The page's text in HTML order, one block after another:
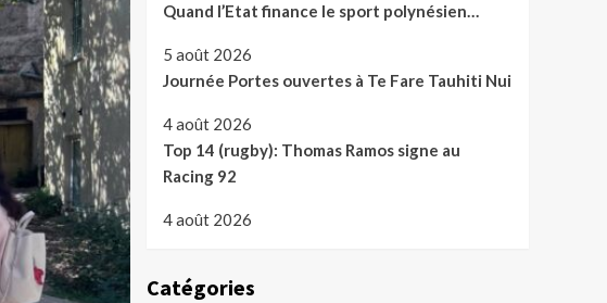
Quand l’Etat finance le sport polynésien…
5 août 2026
Journée Portes ouvertes à Te Fare Tauhiti Nui
4 août 2026
Top 14 (rugby): Thomas Ramos signe au
Racing 92
4 août 2026
Catégories